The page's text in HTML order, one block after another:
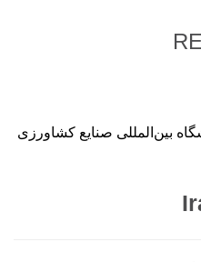
بین‌المللی صنایع کشاورزی